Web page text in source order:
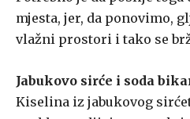
mjesta, jer, da ponovimo,
vlažni prostori i tako se
Jabukovo sirće i soda
Kiselina iz jabukovog